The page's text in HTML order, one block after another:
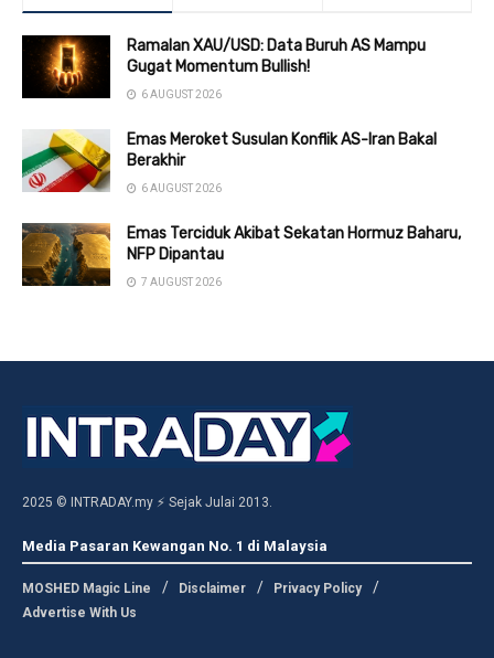
Ramalan XAU/USD: Data Buruh AS Mampu
Gugat Momentum Bullish!
6 AUGUST 2026
Emas Meroket Susulan Konflik AS-Iran Bakal
Berakhir
6 AUGUST 2026
Emas Terciduk Akibat Sekatan Hormuz Baharu,
NFP Dipantau
7 AUGUST 2026
2025 © INTRADAY.my ⚡ Sejak Julai 2013.
Media Pasaran Kewangan No. 1 di Malaysia
MOSHED Magic Line Disclaimer
Privacy Policy
Advertise With Us